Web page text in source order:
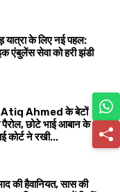
के लिए नई पहल:
एंबुलेंस सेवा को हरी झंडी
Ahmed के बेटों
छोटे भाई आबान के
कोर्ट ने रखी...
की हैवानियत, सास की